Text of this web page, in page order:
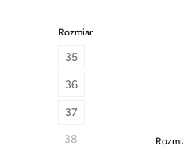
Rozmiar
35
36
37
38